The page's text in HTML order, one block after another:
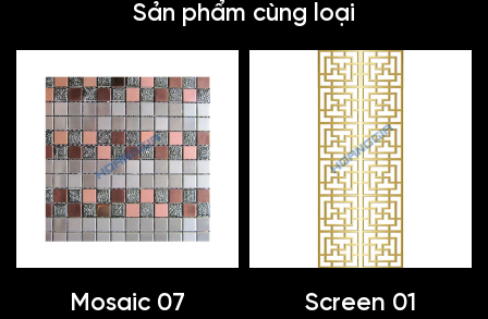
Sản phẩm cùng loại
Mosaic 07 Screen 01